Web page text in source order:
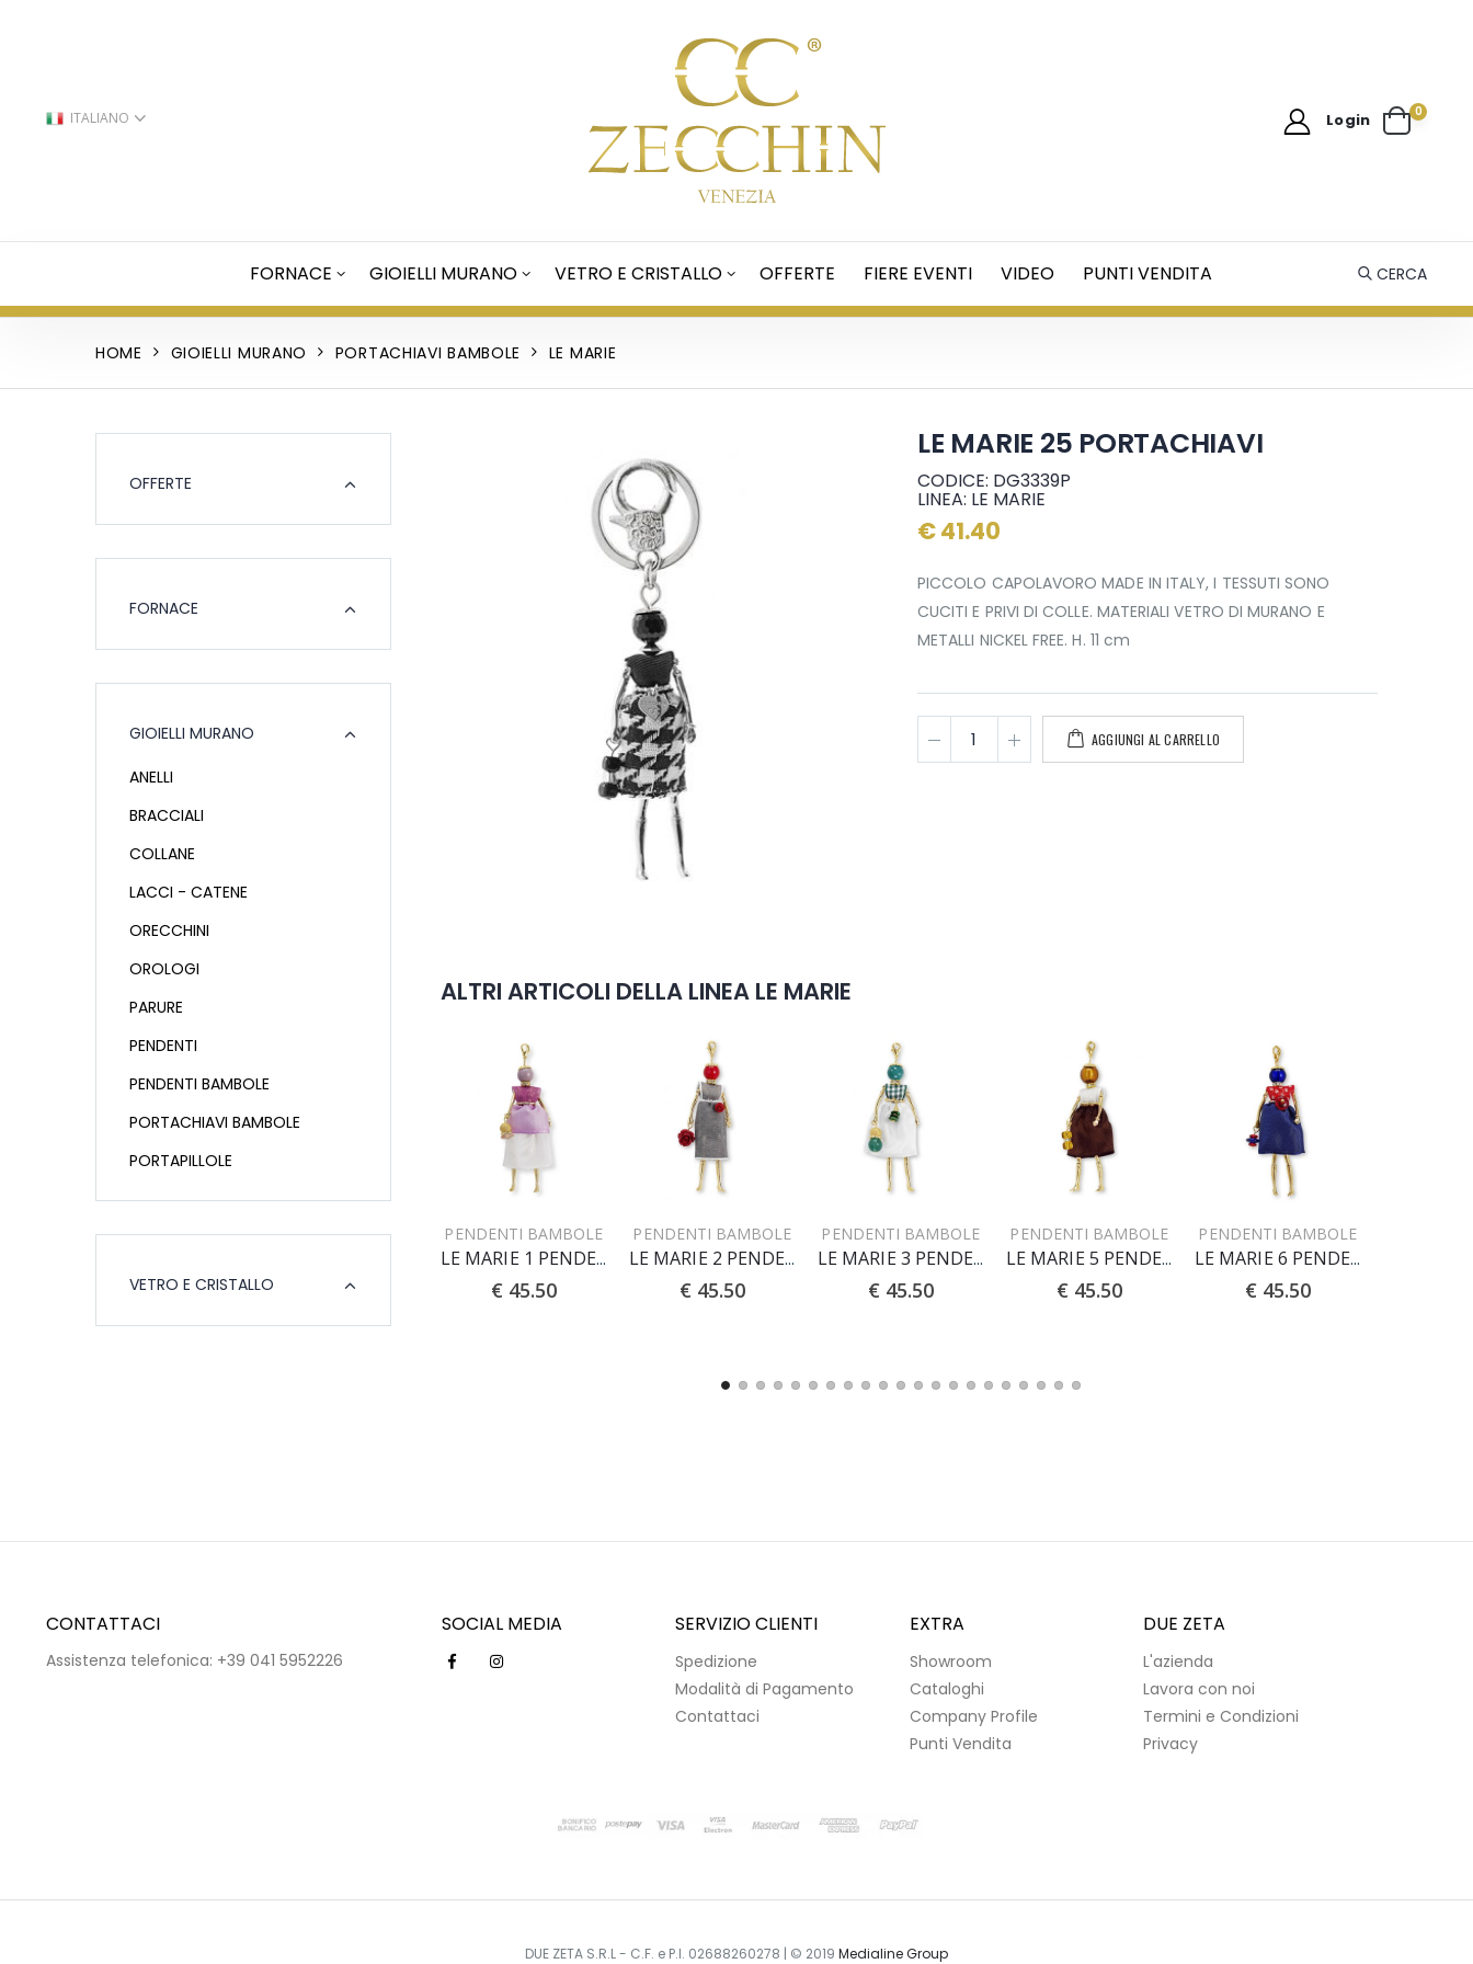
ITALIANO Login 0
FORNACE GIOIELLI MURANO VETRO E CRISTALLO OFFERTE FIERE EVENTI VIDEO PUNTI VENDITA CERCA
HOME GIOIELLI MURANO PORTACHIAVI BAMBOLE LE MARIE
LE MARIE 25 PORTACHIAVI
CODICE: DG3339P
LINEA: LE MARIE
€ 41.40
PICCOLO CAPOLAVORO MADE IN ITALY, I TESSUTI SONO
CUCITI E PRIVI DI COLLE. MATERIALI VETRO DI MURANO E
METALLI NICKEL FREE. H. 11 cm
AGGIUNGI AL CARRELLO
ALTRI ARTICOLI DELLA LINEA LE MARIE
PENDENTI BAMBOLE
LE MARIE 1 PENDENTE
€ 45.50
PENDENTI BAMBOLE
LE MARIE 2 PENDENTE
€ 45.50
PENDENTI BAMBOLE
LE MARIE 3 PENDENTE
€ 45.50
PENDENTI BAMBOLE
LE MARIE 5 PENDENTE
€ 45.50
PENDENTI BAMBOLE
LE MARIE 6 PENDENTE
€ 45.50
OFFERTE
FORNACE
GIOIELLI MURANO
ANELLI
BRACCIALI
COLLANE
LACCI - CATENE
ORECCHINI
OROLOGI
PARURE
PENDENTI
PENDENTI BAMBOLE
PORTACHIAVI BAMBOLE
PORTAPILLOLE
VETRO E CRISTALLO
CONTATTACI
Assistenza telefonica: +39 041 5952226
SOCIAL MEDIA SERVIZIO CLIENTI
Spedizione
Modalità di Pagamento
Contattaci
EXTRA
Showroom
Cataloghi
Company Profile
Punti Vendita
DUE ZETA
L'azienda
Lavora con noi
Termini e Condizioni
Privacy
DUE ZETA S.R.L - C.F. e P.I. 02688260278 | © 2019 Medialine Group